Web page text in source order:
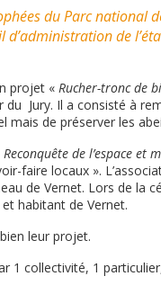
du Parc national
de
projet « Rucher-tronc de
du Jury. Il a consisté à
mais de préserver les
Reconquête de l’espace et
faire locaux ».
de Vernet. Lors de la
habitant de Vernet.
leur projet.
1 collectivité, 1